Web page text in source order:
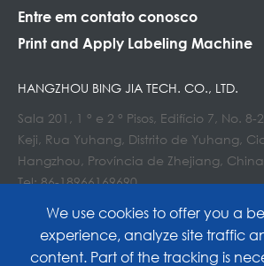
Entre em contato conosco
Print and Apply Labeling Machine
HANGZHOU BING JIA TECH. CO., LTD.
Sala 201, 1 ° e 2 ° Pisos, Edifício 7, No.
Keji, Rua Yuhang, Distrito de Yuhang,
Hangzhou, Província de Zhejiang, China
Tel: 86-18966169690
We use cookies to offer you a
experience, analyze site traffic
content. Part of the tracking is